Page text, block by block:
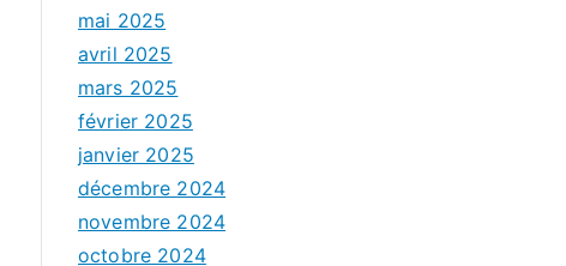
mai 2025
avril 2025
mars 2025
février 2025
janvier 2025
décembre 2024
novembre 2024
octobre 2024